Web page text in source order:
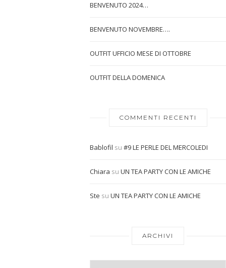
BENVENUTO 2024…
BENVENUTO NOVEMBRE….
OUTFIT UFFICIO MESE DI OTTOBRE
OUTFIT DELLA DOMENICA
COMMENTI RECENTI
Bablofil su #9 LE PERLE DEL MERCOLEDI
Chiara su UN TEA PARTY CON LE AMICHE
Ste su UN TEA PARTY CON LE AMICHE
ARCHIVI